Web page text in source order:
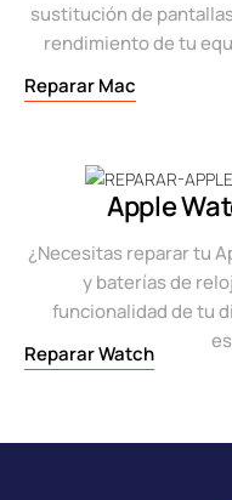
sustitución de
rendimiento de tu
Reparar Mac
Apple
¿Necesitas reparar tu
y baterías de
funcionalidad de tu
Reparar Watch